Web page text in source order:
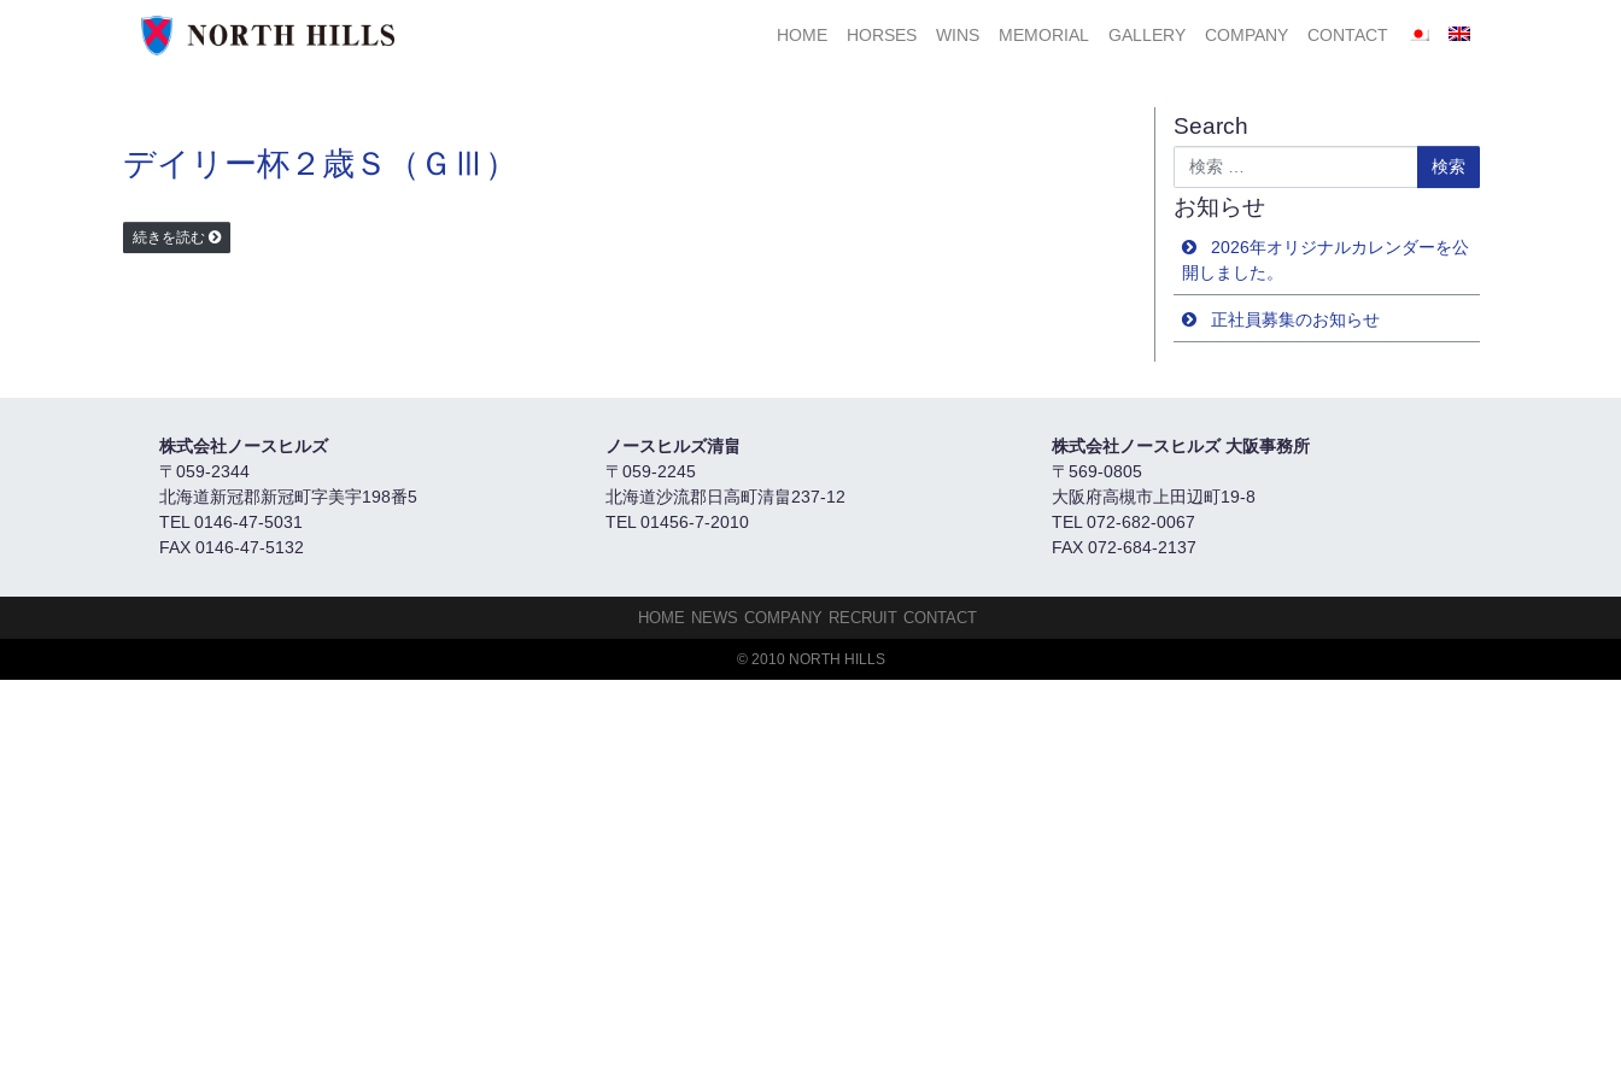
HOME
HORSES WINS MEMORIAL GALLERY COMPANY CONTACT
デイリー杯２歳Ｓ（ＧⅢ）
続きを読む
Search
検索
お知らせ
2026年オリジナルカレンダーを公
開しました。
正社員募集のお知らせ
株式会社ノースヒルズ
〒059-2344
北海道新冠郡新冠町字美宇198番5
TEL 0146-47-5031
FAX 0146-47-5132
ノースヒルズ清畠
〒059-2245
北海道沙流郡日高町清畠237-12
TEL 01456-7-2010
株式会社ノースヒルズ 大阪事務所
〒569-0805
大阪府高槻市上田辺町19-8
TEL 072-682-0067
FAX 072-684-2137
HOME NEWS COMPANY RECRUIT CONTACT
© 2010 NORTH HILLS